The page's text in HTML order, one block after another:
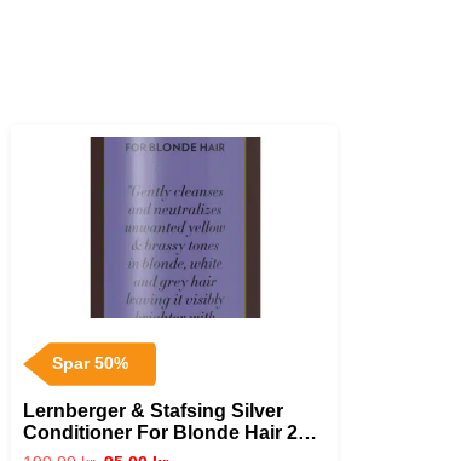
Spar 50%
Lernberger & Stafsing Silver
Conditioner For Blonde Hair 200
ml.